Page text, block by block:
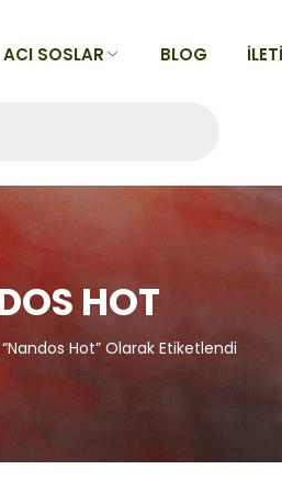
ACI SOSLAR
Acılarına Göre
Tatlarına Göre
BLOG
HOT
Hot” Olarak Etiketlendi